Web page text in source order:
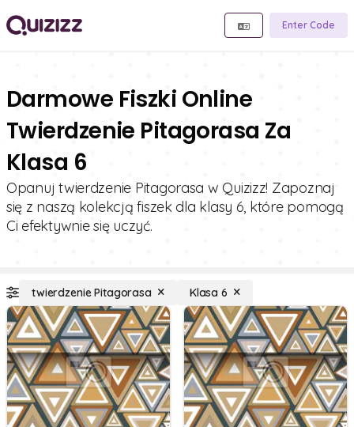
Enter Code
Darmowe Fiszki Online
Twierdzenie Pitagorasa Za
Klasa 6
Opanuj twierdzenie Pitagorasa w Quizizz! Zapoznaj
się z naszą kolekcją fiszek dla klasy 6, które pomogą
Ci efektywnie się uczyć.
twierdzenie Pitagorasa Klasa 6